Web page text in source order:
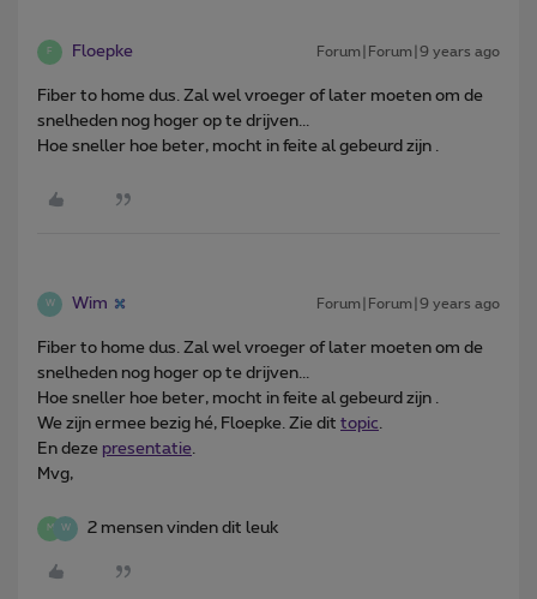
F Floepke Forum|Forum|9 years ago
Fiber to home dus. Zal wel vroeger of later moeten om de
snelheden nog hoger op te drijven...
Hoe sneller hoe beter, mocht in feite al gebeurd zijn .
W Wim Forum|Forum|9 years ago
Fiber to home dus. Zal wel vroeger of later moeten om de
snelheden nog hoger op te drijven...
Hoe sneller hoe beter, mocht in feite al gebeurd zijn .
We zijn ermee bezig hé, Floepke. Zie dit topic
En deze presentatie
Mvg,
M W 2 mensen vinden dit leuk